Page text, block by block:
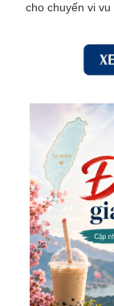
cho chuyến vi